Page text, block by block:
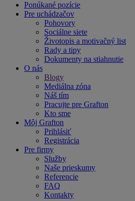
Ponúkané pozície
Pre uchádzačov
Pohovory
Sociálne siete
Životopis a motivačný list
Rady a tipy
Dokumenty na stiahnutie
O nás
Blogy
Mediálna zóna
Náš tím
Pracujte pre Grafton
Kto sme
Môj Grafton
Prihlásiť
Registrácia
Pre firmy
Služby
Naše prieskumy
Referencie
FAQ
Kontakty